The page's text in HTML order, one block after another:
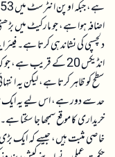
اضافہ ہوا ہے، جو مارکیٹ میں
دلچسپی کی نشاندہی کرتا ہے۔ فیئر
انڈیکس 20 کے قریب ہے،
سطح کو ظاہر کرتا ہے، لیکن یہ
حد سے دور ہے، اس لیے یہ
خریداری کا موقع سمجھا جا سکتا ہے۔
خاصی مثبت ہیں، جیسے کہ ایک